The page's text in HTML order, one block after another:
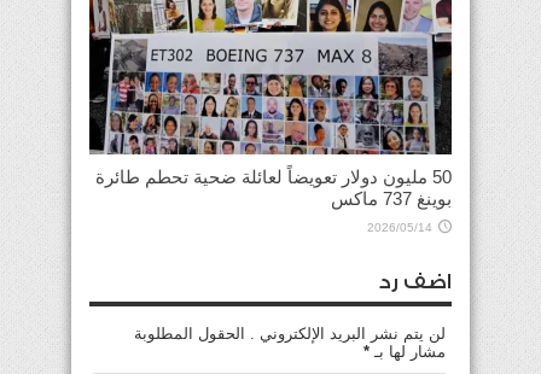
50 مليون دولار تعويضاً لعائلة ضحية تحطم طائرة
بوينغ 737 ماكس
2026/05/14
اضف رد
لن يتم نشر البريد الإلكتروني . الحقول المطلوبة
مشار لها بـ *